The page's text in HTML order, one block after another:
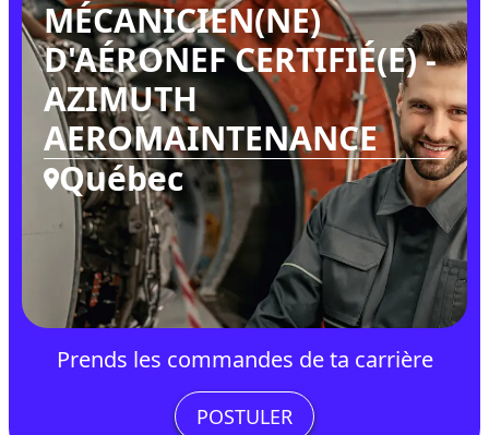
MÉCANICIEN(NE)
D'AÉRONEF CERTIFIÉ(E) -
AZIMUTH
AEROMAINTENANCE
Québec
Prends les commandes de ta carrière
POSTULER